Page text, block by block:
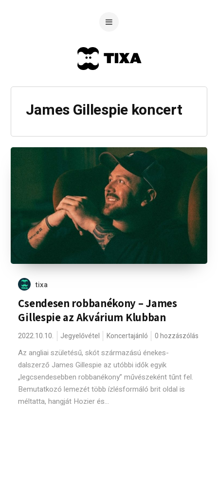
James Gillespie koncert
tixa
Csendesen robbanékony – James
Gillespie az Akvárium Klubban
2022.10.10. Jegyelővétel Koncertajánló 0 hozzászólás
Az angliai születésű, skót származású énekes-
dalszerző James Gillespie az utóbbi idők egyik
„legcsendesebben robbanékony” művészeként tűnt fel.
Bemutatkozó lemezét több ízlésformáló brit oldal is
méltatta, hangját Hozier és...